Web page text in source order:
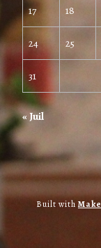
17 18
24 25
31
« Juil
Built with Make